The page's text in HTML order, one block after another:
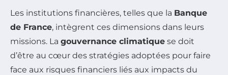
Les institutions financières, telles que la Banque
de France, intègrent ces dimensions dans leurs
missions. La gouvernance climatique se doit
d’être au cœur des stratégies adoptées pour faire
face aux risques financiers liés aux impacts du